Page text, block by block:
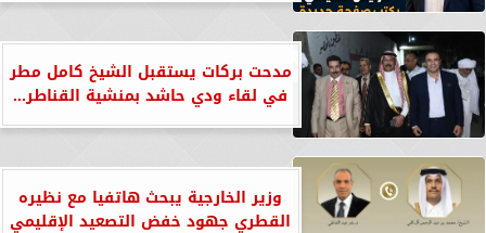
مدحت بركات يستقبل الشيخ كامل مطر
في لقاء ودي حاشد بمنشية القناطر...
وزير الخارجية يبحث هاتفيا مع نظيره
القطري جهود خفض التصعيد الإقليمي